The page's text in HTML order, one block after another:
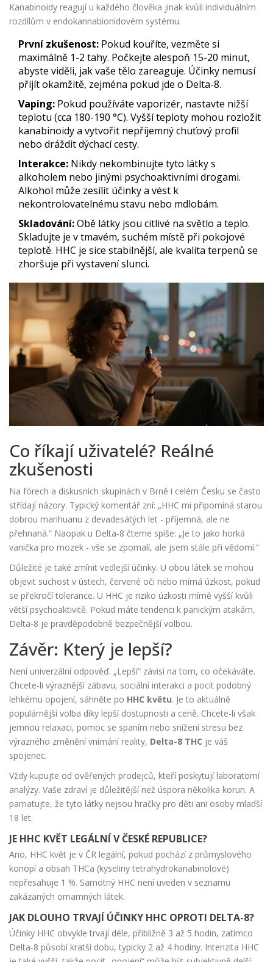
Kanabinoidy reagují u každého člověka jinak kvůli individuálním
rozdílům v endokannabionidovém systému.
První zkušenost: Pokud kouříte, vezměte si
maximálně 1-2 tahy. Počkejte alespoň 15-20 minut,
abyste viděli, jak vaše tělo zareaguje. Účinky nemusí
přijít okamžitě, zejména pokud jde o Delta-8.
Vaping: Pokud používáte vaporizér, nastavte nižší
teplotu (cca 180-190 °C). Vyšší teploty mohou rozložit
kanabinoidy a vytvořit nepříjemný chuťový profil
nebo dráždit dýchací cesty.
Interakce: Nikdy nekombinujte tyto látky s
alkoholem nebo jinými psychoaktivními drogami.
Alkohol může zesílit účinky a vést k
nekontrolovatelnému stavu nebo mdlobám.
Skladování:Obě látky jsou citlivé na světlo a teplo.
Skladujte je v tmavém, suchém místě při pokojové
teplotě. HHC je sice stabilnější, ale kvalita terpenů se
zhoršuje při vystavení slunci.
Co říkají uživatelé? Reálné
zkušenosti
Na fórech a diskusních skupinách v Brně i celém Česku se často
střídají názory. Typický komentář zní: „HHC mi připomíná starou
dobrou marihuanu z devadesátých let - příjemná, ale ne
přehnaná.“ Naopak u Delta-8 čteme spíše: „Je to jako horká
vanička pro mozek - vše se zpomalí, ale jsem stále při vědomí.“
Důležité je také zmínit vedlejší účinky. U obou látek se mohou
objevit suchost v ústech, červené oči nebo mírná úzkost, pokud
se překročí tolerance. U HHC je riziko úzkosti mírně vyšší kvůli
větší psychoaktivitě. Pokud máte tendenci k panickým atakám,
Delta-8 je pravděpodobně bezpečnější volbou.
Závěr: Který je lepší?
Není univerzální odpověď. „Lepší“ závisí na tom, co očekáváte.
Chcete-li výraznější zábavu, sociální interakci a pocit podobný
lehkému opojení, sáhněte po HHC květu. Je to aktuálně
populárnější volba díky lepší dostupnosti a ceně. Chcete-li však
jemnou relaxaci, pomoc se spaním nebo snížení stresu bez
výrazného změnění vnímání reality, Delta-8 THC je váš
spojenec.
Vždy kupujte od ověřených prodejců, kteří poskytují laboratorní
analýzy. Vaše zdraví je důležitější než úspora několika korun. A
pamatujte, že tyto látky nejsou hračky pro děti ani osoby mladší
18 let.
JE HHC KVĚT LEGÁLNÍ V ČESKÉ REPUBLICE?
Ano, HHC květ je v ČR legální, pokud pochází z průmyslového
konopí a obsah THCa (kyseliny tetrahydrokanabinolové)
nepřesahuje 1 %. Samotný HHC není uveden v seznamu
zakázaných omamných látek.
JAK DLOUHO TRVAJÍ ÚČINKY HHC OPROTI DELTA-8?
Účinky HHC obvykle trvají déle, přibližně 3 až 5 hodin, zatímco
Delta-8 působí kratší dobu, typicky 2 až 4 hodiny. Intenzita HHC